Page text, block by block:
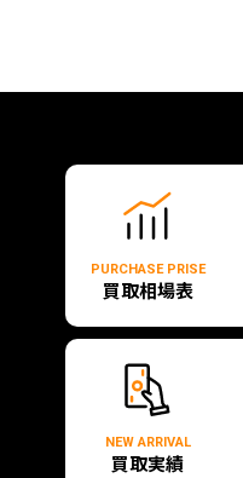
PURCHASE PRISE
買取相場表
NEW ARRIVAL
買取実績